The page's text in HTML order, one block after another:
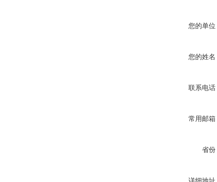
您的单位
您的姓名
联系电话
常用邮箱
省份